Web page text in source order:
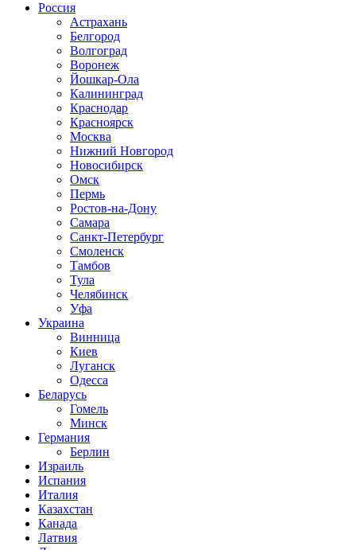
Россия
Астрахань
Белгород
Волгоград
Воронеж
Йошкар-Ола
Калининград
Краснодар
Красноярск
Москва
Нижний Новгород
Новосибирск
Омск
Пермь
Ростов-на-Дону
Самара
Санкт-Петербург
Смоленск
Тамбов
Тула
Челябинск
Уфа
Украина
Винница
Киев
Луганск
Одесса
Беларусь
Гомель
Минск
Германия
Берлин
Израиль
Испания
Италия
Казахстан
Канада
Латвия